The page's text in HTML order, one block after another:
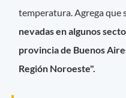
temperatura. Agrega que
nevadas en algunos
provincia de Buenos
Región Noroeste".